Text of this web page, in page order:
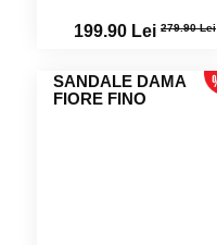
199.90 Lei 279.90 Lei
SANDALE DAMA
FIORE FINO